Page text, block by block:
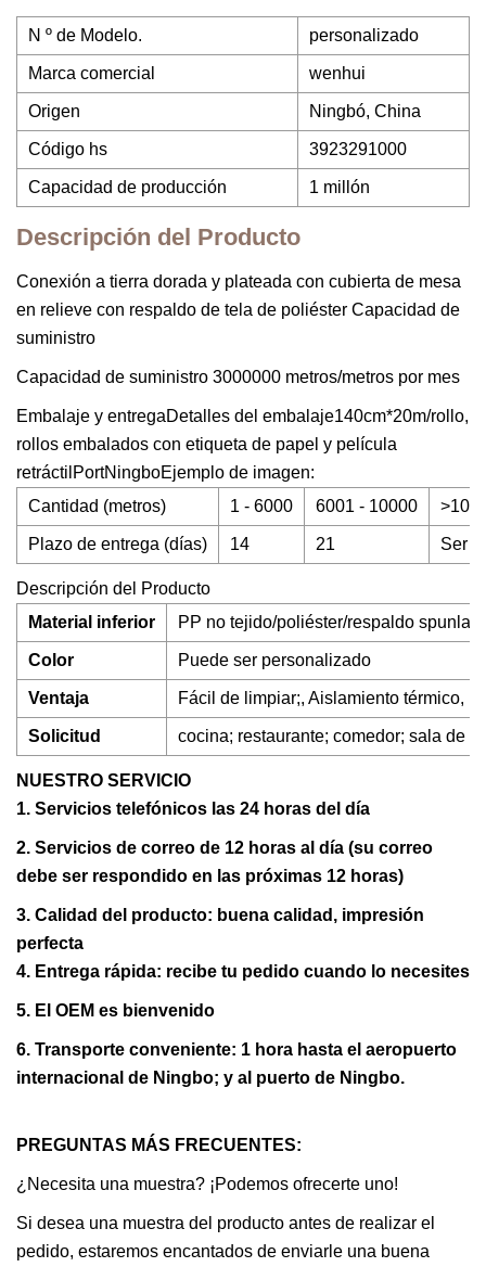
N º de Modelo. personalizado
Marca comercial wenhui
Origen Ningbó, China
Código hs 3923291000
Capacidad de producción 1 millón
Descripción del Producto
Conexión a tierra dorada y plateada con cubierta de mesa
en relieve con respaldo de tela de poliéster Capacidad de
suministro
Capacidad de suministro 3000000 metros/metros por mes
Embalaje y entregaDetalles del embalaje140cm*20m/rollo,
rollos embalados con etiqueta de papel y película
retráctilPortNingboEjemplo de imagen:
Cantidad (metros)
1 - 6000 6001 - 10000
Plazo de entrega (días) 14 21 Ser
Descripción del Producto
Material inferior
PP no tejido/poliéster/respaldo
Color Puede ser personalizado
Ventaja Fácil de limpiar;, Aislamiento térmico,
Solicitud cocina; restaurante; comedor; sala de
NUESTRO SERVICIO
1. Servicios telefónicos las 24 horas del día
2. Servicios de correo de 12 horas al día (su correo
debe ser respondido en las próximas 12 horas)
3. Calidad del producto: buena calidad, impresión
perfecta
4. Entrega rápida: recibe tu pedido cuando lo necesites
5. El OEM es bienvenido
6. Transporte conveniente: 1 hora hasta el aeropuerto
internacional de Ningbo; y al puerto de Ningbo.
PREGUNTAS MÁS FRECUENTES:
¿Necesita una muestra? ¡Podemos ofrecerte uno!
Si desea una muestra del producto antes de realizar el
pedido, estaremos encantados de enviarle una buena